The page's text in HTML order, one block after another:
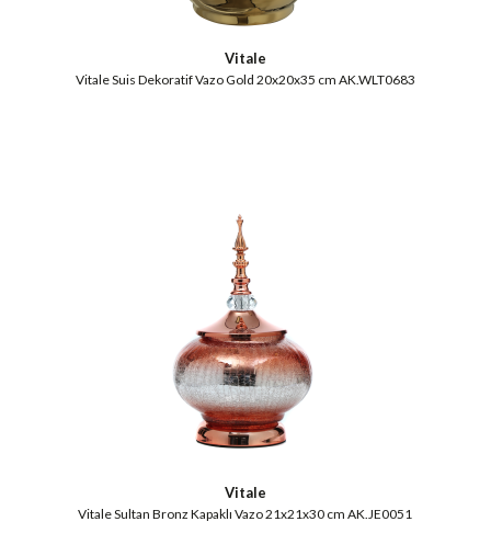
Vitale
Vitale Suis Dekoratif Vazo Gold 20x20x35 cm AK.WLT0683
Vitale
Vitale Sultan Bronz Kapaklı Vazo 21x21x30 cm AK.JE0051